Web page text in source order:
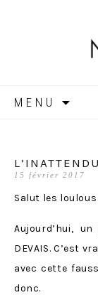
MENU
15 février 2017
Salut les loulous
Aujourd’hui,
DEVAIS. C’est
avec cette
donc.